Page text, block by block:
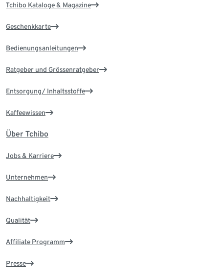
Tchibo Kataloge & Magazine
Geschenkkarte
Bedienungsanleitungen
Ratgeber und Grössenratgeber
Entsorgung/ Inhaltsstoffe
Kaffeewissen
Über Tchibo
Jobs & Karriere
Unternehmen
Nachhaltigkeit
Qualität
Affiliate Programm
Presse